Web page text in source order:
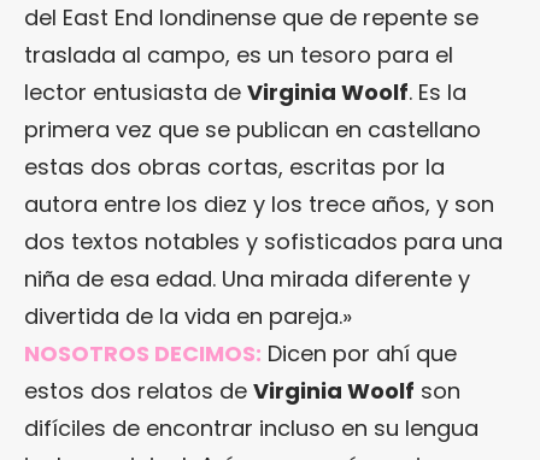
del East End londinense que de repente se
traslada al campo, es un tesoro para el
lector entusiasta de Virginia Woolf. Es la
primera vez que se publican en castellano
estas dos obras cortas, escritas por la
autora entre los diez y los trece años, y son
dos textos notables y sofisticados para una
niña de esa edad. Una mirada diferente y
divertida de la vida en pareja.»
NOSOTROS DECIMOS: Dicen por ahí que
estos dos relatos de Virginia Woolf son
difíciles de encontrar incluso en su lengua